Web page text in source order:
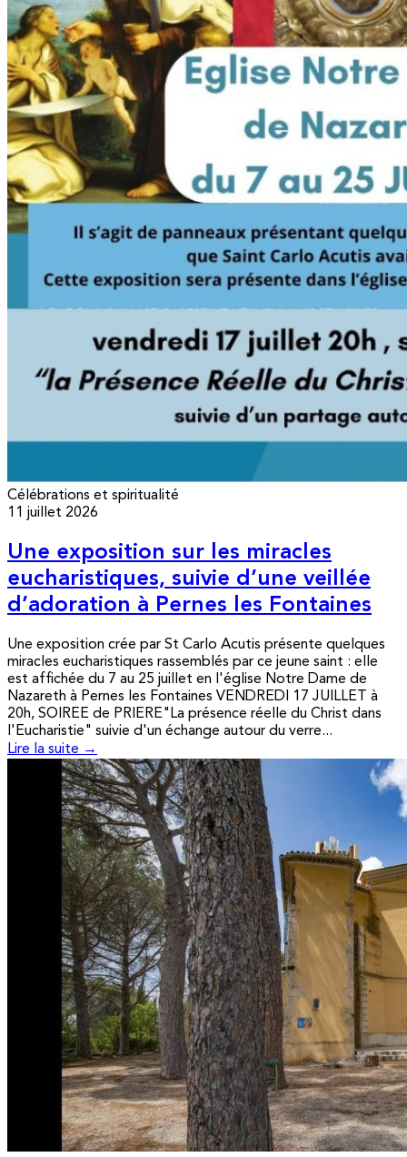
Célébrations et spiritualité
11 juillet 2026
Une exposition sur les miracles
eucharistiques, suivie d’une veillée
d’adoration à Pernes les Fontaines
Une exposition crée par St Carlo Acutis présente quelques
miracles eucharistiques rassemblés par ce jeune saint : elle
est affichée du 7 au 25 juillet en l'église Notre Dame de
Nazareth à Pernes les Fontaines VENDREDI 17 JUILLET à
20h, SOIREE de PRIERE"La présence réelle du Christ dans
l'Eucharistie" suivie d'un échange autour du verre...
Lire la suite →